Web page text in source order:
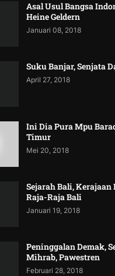
Asal Usul Bangsa
Heine Geldern
Januari 08, 2018
Suku Banjar, Senjata
April 27, 2018
Ini Dia Pura Mpu
Timur
Mei 20, 2018
Sejarah Bali, Kerajaan
Raja-Raja Bali
Januari 19, 2018
Peninggalan Demak,
Mihrab, Pawestren
Februari 28, 2018